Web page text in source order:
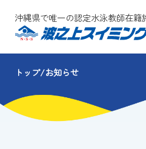
沖縄県で唯一の認定水泳教師在籍
スクールについて
コース・クラス紹介
トップ お知らせ